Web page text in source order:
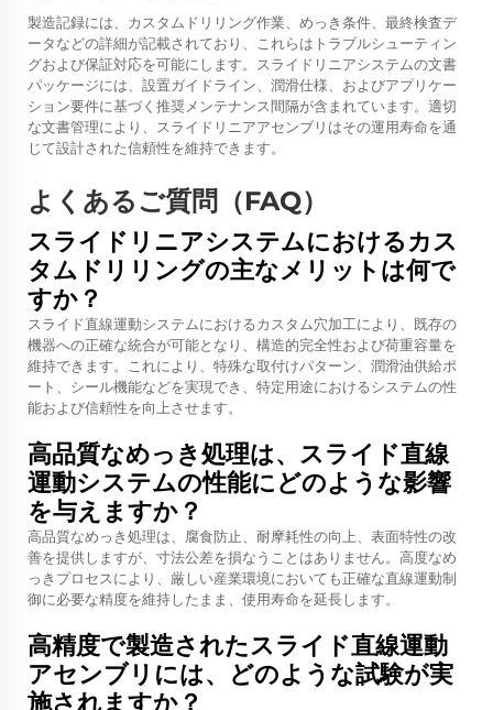
製造記録には、カスタムドリリング作業、めっき条件、最終検査デ
ータなどの詳細が記載されており、これらはトラブルシューティン
グおよび保証対応を可能にします。スライドリニアシステムの文書
パッケージには、設置ガイドライン、潤滑仕様、およびアプリケー
ション要件に基づく推奨メンテナンス間隔が含まれています。適切
な文書管理により、スライドリニアアセンブリはその運用寿命を通
じて設計された信頼性を維持できます。
よくあるご質問（FAQ）
スライドリニアシステムにおけるカス
タムドリリングの主なメリットは何で
すか？
スライド直線運動システムにおけるカスタム穴加工により、既存の
機器への正確な統合が可能となり、構造的完全性および荷重容量を
維持できます。これにより、特殊な取付けパターン、潤滑油供給ポ
ート、シール機能などを実現でき、特定用途におけるシステムの性
能および信頼性を向上させます。
高品質なめっき処理は、スライド直線
運動システムの性能にどのような影響
を与えますか？
高品質なめっき処理は、腐食防止、耐摩耗性の向上、表面特性の改
善を提供しますが、寸法公差を損なうことはありません。高度なめ
っきプロセスにより、厳しい産業環境においても正確な直線運動制
御に必要な精度を維持したまま、使用寿命を延長します。
高精度で製造されたスライド直線運動
アセンブリには、どのような試験が実
施されますか？